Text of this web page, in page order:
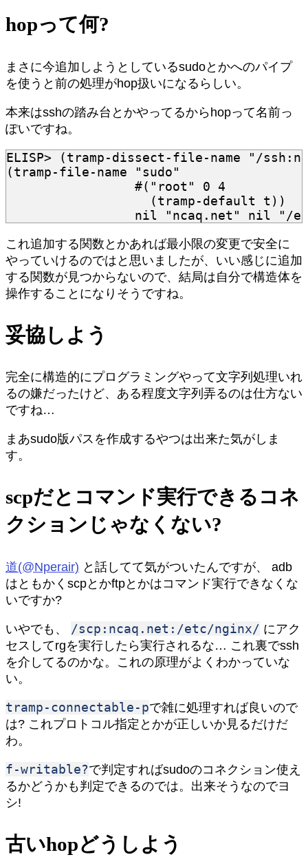
hopって何?
まさに今追加しようとしているsudoとかへのパイプ
を使うと前の処理がhop扱いになるらしい。
本来はsshの踏み台とかやってるからhopって名前っ
ぽいですね。
ELISP> (tramp-dissect-file-name
"/
(tramp-file-name
"sudo"
#( "root" 0 4
(tramp-default t ))
nil
"ncaq.net" nil "/
これ追加する関数とかあれば最小限の変更で安全に
やっていけるのではと思いましたが、いい感じに追加
する関数が見つからないので、結局は自分で構造体を
操作することになりそうですね。
妥協しよう
完全に構造的にプログラミングやって文字列処理いれ
るの嫌だったけど、ある程度文字列弄るのは仕方ない
ですね…
まあsudo版パスを作成するやつは出来た気がしま
す。
scpだとコマンド実行できるコネ
クションじゃなくない?
道(@Nperair) と話してて気がついたんですが、 adb
はともかくscpとかftpとかはコマンド実行できなくな
いですか?
いやでも、 /scp:ncaq.net:/etc/nginx/ にアク
セスしてrgを実行したら実行されるな… これ裏でssh
を介してるのかな。これの原理がよくわかっていな
い。
tramp-connectable-pで雑に処理すれば良いので
は? これプロトコル指定とかが正しいか見るだけだ
わ。
f-writable?で判定すればsudoのコネクション使え
るかどうかも判定できるのでは。出来そうなのでヨ
シ!
古いhopどうしよう